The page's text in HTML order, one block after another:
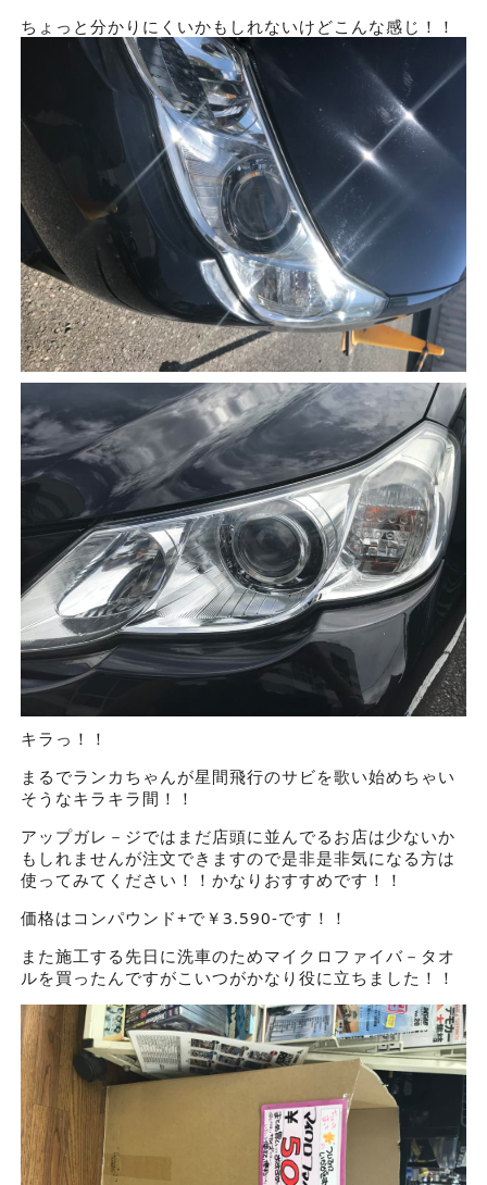
ちょっと分かりにくいかもしれないけどこんな感じ！！
キラっ！！
まるでランカちゃんが星間飛行のサビを歌い始めちゃい
そうなキラキラ間！！
アップガレ－ジではまだ店頭に並んでるお店は少ないか
もしれませんが注文できますので是非是非気になる方は
使ってみてください！！かなりおすすめです！！
価格はコンパウンド+で￥3.590-です！！
また施工する先日に洗車のためマイクロファイバ－タオ
ルを買ったんですがこいつがかなり役に立ちました！！